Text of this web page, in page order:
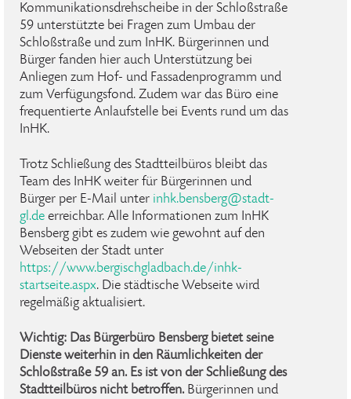
Kommunikationsdrehscheibe in der Schloßstraße
59 unterstützte bei Fragen zum Umbau der
Schloßstraße und zum InHK. Bürgerinnen und
Bürger fanden hier auch Unterstützung bei
Anliegen zum Hof- und Fassadenprogramm und
zum Verfügungsfond. Zudem war das Büro eine
frequentierte Anlaufstelle bei Events rund um das
InHK.
Trotz Schließung des Stadtteilbüros bleibt das
Team des InHK weiter für Bürgerinnen und
Bürger per E-Mail unter inhk.bensberg@stadt-
gl.de erreichbar. Alle Informationen zum InHK
Bensberg gibt es zudem wie gewohnt auf den
Webseiten der Stadt unter
https://www.bergischgladbach.de/inhk-
startseite.aspx. Die städtische Webseite wird
regelmäßig aktualisiert.
Wichtig: Das Bürgerbüro Bensberg bietet seine
Dienste weiterhin in den Räumlichkeiten der
Schloßstraße 59 an. Es ist von der Schließung des
Stadtteilbüros nicht betroffen. Bürgerinnen und